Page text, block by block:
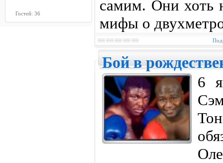
Гостей: 36
самим. Они хоть
мифы о
Бой в
6